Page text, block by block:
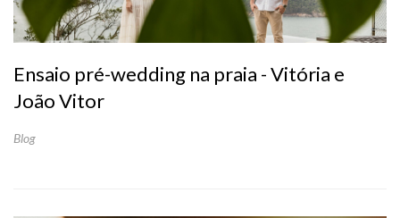
Ensaio pré-wedding na praia - Vitória e
João Vitor
Blog